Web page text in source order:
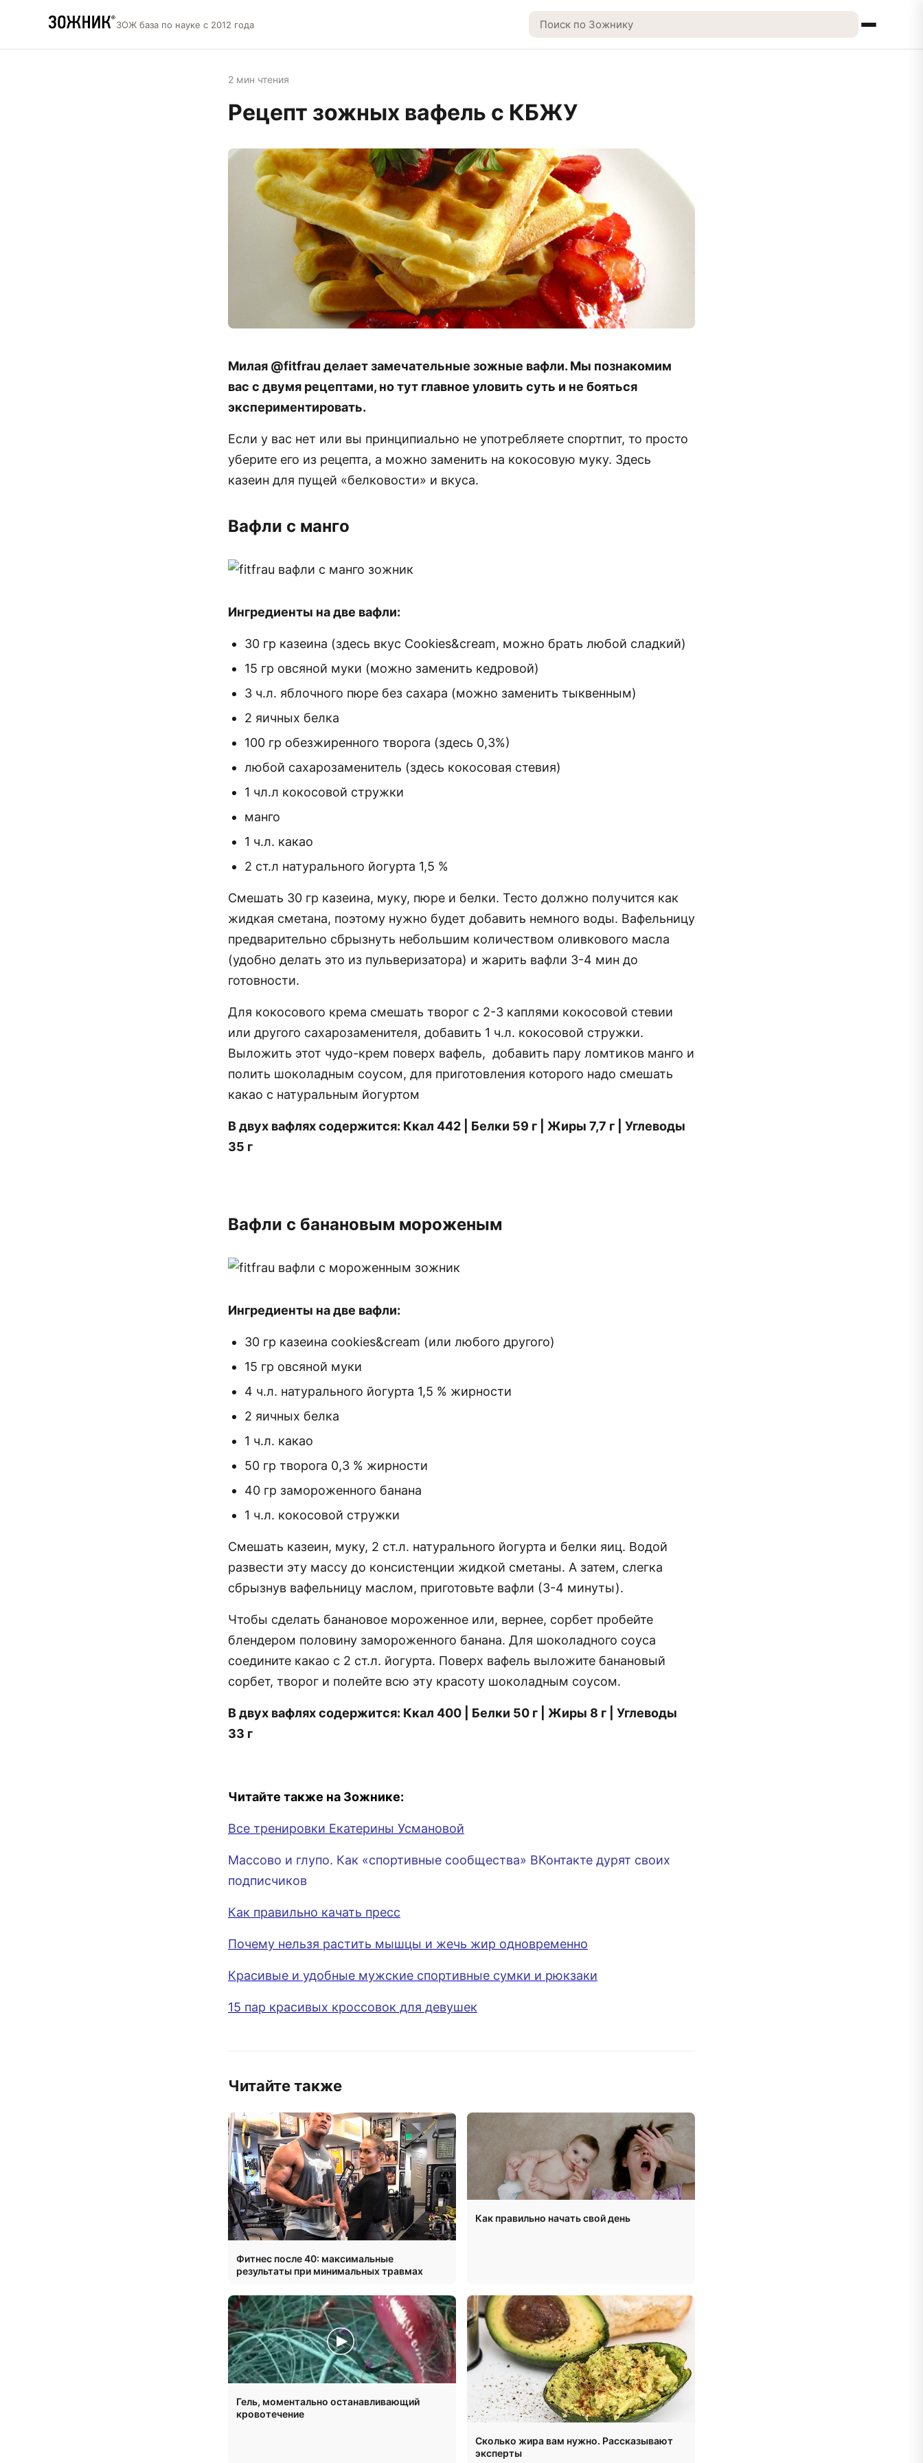
ЗОЖ база по науке с 2012 года
2 мин чтения
Рецепт зожных вафель с КБЖУ
Милая @fitfrau делает замечательные зожные вафли. Мы познакомим
вас с двумя рецептами, но тут главное уловить суть и не бояться
экспериментировать.
Если у вас нет или вы принципиально не употребляете спортпит, то просто
уберите его из рецепта, а можно заменить на кокосовую муку. Здесь
казеин для пущей «белковости» и вкуса.
Вафли с манго
Ингредиенты на две вафли:
30 гр казеина (здесь вкус Cookies&cream, можно брать любой сладкий)
15 гр овсяной муки (можно заменить кедровой)
3 ч.л. яблочного пюре без сахара (можно заменить тыквенным)
2 яичных белка
100 гр обезжиренного творога (здесь 0,3%)
любой сахарозаменитель (здесь кокосовая стевия)
1 чл.л кокосовой стружки
манго
1 ч.л. какао
2 ст.л натурального йогурта 1,5 %
Смешать 30 гр казеина, муку, пюре и белки. Тесто должно получится как
жидкая сметана, поэтому нужно будет добавить немного воды. Вафельницу
предварительно сбрызнуть небольшим количеством оливкового масла
(удобно делать это из пульверизатора) и жарить вафли 3-4 мин до
готовности.
Для кокосового крема смешать творог с 2-3 каплями кокосовой стевии
или другого сахарозаменителя, добавить 1 ч.л. кокосовой стружки.
Выложить этот чудо-крем поверх вафель, добавить пару ломтиков манго и
полить шоколадным соусом, для приготовления которого надо смешать
какао с натуральным йогуртом
В двух вафлях содержится: Ккал 442 | Белки 59 г | Жиры 7,7 г | Углеводы
35 г
Вафли с банановым мороженым
Ингредиенты на две вафли:
30 гр казеина cookies&cream (или любого другого)
15 гр овсяной муки
4 ч.л. натурального йогурта 1,5 % жирности
2 яичных белка
1 ч.л. какао
50 гр творога 0,3 % жирности
40 гр замороженного банана
1 ч.л. кокосовой стружки
Смешать казеин, муку, 2 ст.л. натурального йогурта и белки яиц. Водой
развести эту массу до консистенции жидкой сметаны. А затем, слегка
сбрызнув вафельницу маслом, приготовьте вафли (3-4 минуты).
Чтобы сделать банановое мороженное или, вернее, сорбет пробейте
блендером половину замороженного банана. Для шоколадного соуса
соедините какао с 2 ст.л. йогурта. Поверх вафель выложите банановый
сорбет, творог и полейте всю эту красоту шоколадным соусом.
В двух вафлях содержится: Ккал 400 | Белки 50 г | Жиры 8 г | Углеводы
33 г
Читайте также на Зожнике:
Все тренировки Екатерины Усмановой
Массово и глупо. Как «спортивные сообщества» ВКонтакте дурят своих
подписчиков
Как правильно качать пресс
Почему нельзя растить мышцы и жечь жир одновременно
Красивые и удобные мужские спортивные сумки и рюкзаки
15 пар красивых кроссовок для девушек
Читайте также
Фитнес после 40: максимальные
результаты при минимальных травмах
Как правильно начать свой день
Гель, моментально останавливающий
кровотечение
Сколько жира вам нужно. Рассказывают
эксперты